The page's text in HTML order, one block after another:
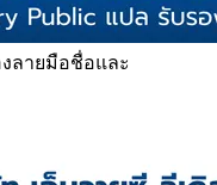
ลายมือชื่อและ